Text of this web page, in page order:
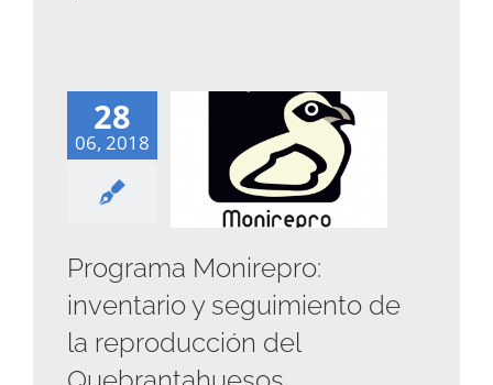
28
06, 2018
Programa Monirepro:
inventario y seguimiento de
la reproducción del